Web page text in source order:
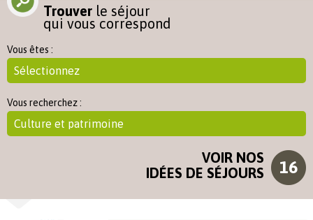
Trouverle séjour
qui vous correspond
Vous êtes :
Vous recherchez :
16
VOIR NOS
IDÉES DE SÉJOURS